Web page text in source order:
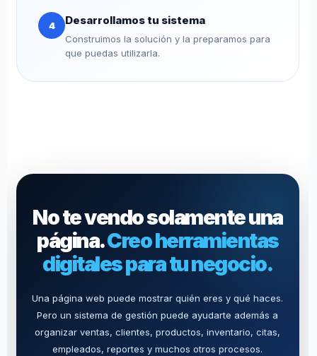
4 Desarrollamos tu sistema
Construimos la solución y la preparamos para
que puedas utilizarla.
No te vendo solamente una
página.Creo herramientas
digitales para tu negocio.
Una página web puede mostrar quién eres y qué haces.
Pero un sistema de gestión puede ayudarte además a
organizar ventas, clientes, productos, inventario, citas,
empleados, reportes y muchos otros procesos.